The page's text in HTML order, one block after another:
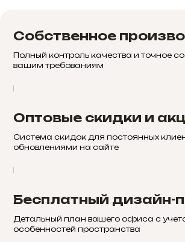
Собственное
Полный контроль качества и точное
вашим требованиям
Оптовые скидки и
Система скидок для постоянных
обновлениями на сайте
Бесплатный дизайн-
Детальный план вашего офиса с
особенностей пространства